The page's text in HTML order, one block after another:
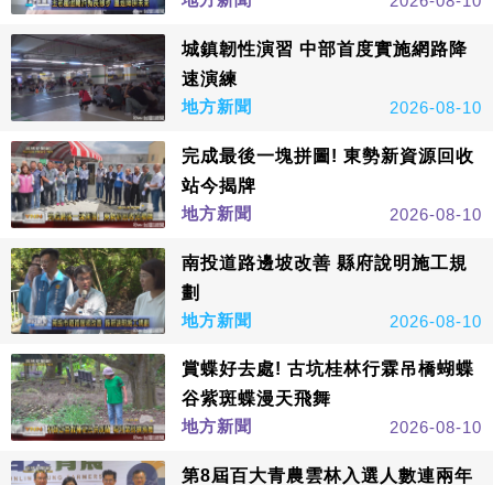
城鎮韌性演習 中部首度實施網路降
速演練
地方新聞
2026-08-10
完成最後一塊拼圖! 東勢新資源回收
站今揭牌
地方新聞
2026-08-10
南投道路邊坡改善 縣府說明施工規
劃
地方新聞
2026-08-10
賞蝶好去處! 古坑桂林行霖吊橋蝴蝶
谷紫斑蝶漫天飛舞
地方新聞
2026-08-10
第8屆百大青農雲林入選人數連兩年